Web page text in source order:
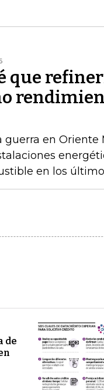
que
guerra en Oriente
en los
de